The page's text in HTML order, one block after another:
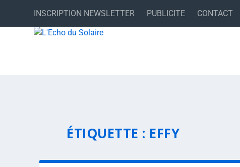
INSCRIPTION NEWSLETTER PUBLICITE CONTACT
ÉTIQUETTE : EFFY